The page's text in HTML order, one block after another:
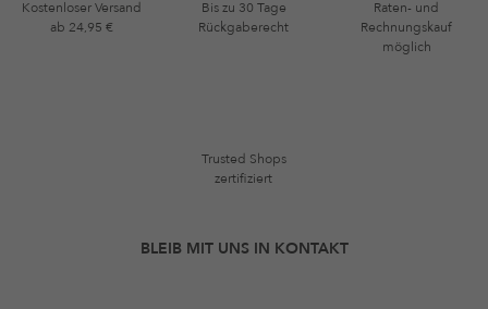
Kostenloser Versand
ab 24,95 €
Bis zu 30 Tage
Rückgaberecht
Raten- und
Rechnungskauf
möglich
Trusted Shops
zertifiziert
BLEIB MIT UNS IN KONTAKT